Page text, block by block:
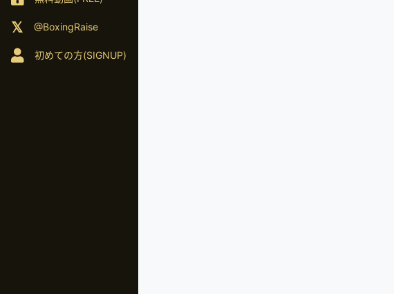
@BoxingRaise
初めての方(SIGNUP)